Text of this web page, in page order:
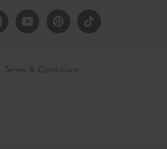
Terms & Conditions